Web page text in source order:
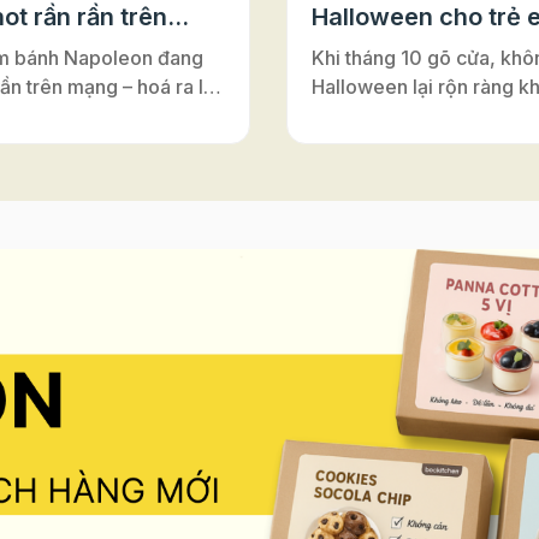
rần rần trên
bánh Napoleon đang
trên mạng – hoá ra lại
sao bánh có tên là
nhiều người thường
nghĩa là “ngàn lớp
Món bánh này được
cảm hứng từ vùng
gâteau napolitain –
kiểu Napoli”. Theo thời
Halloween cho trẻ
Khi tháng 10 gõ cửa,
Halloween lại rộn ràng
Anh cho tới những câu
cùng hóa thân, vui chơi
hoạt động Halloween
vừa an toàn, vừa dễ tổ
những buổi workshop
sẽ là gợi ý tuyệt vời.
mang lại niềm vui khi
sáng tạo, hoạt động làm
còn giúp trẻ rèn luyện
léo, khả năng tập trung
thần làm việc nhóm – tất
diễn ra trong không khí